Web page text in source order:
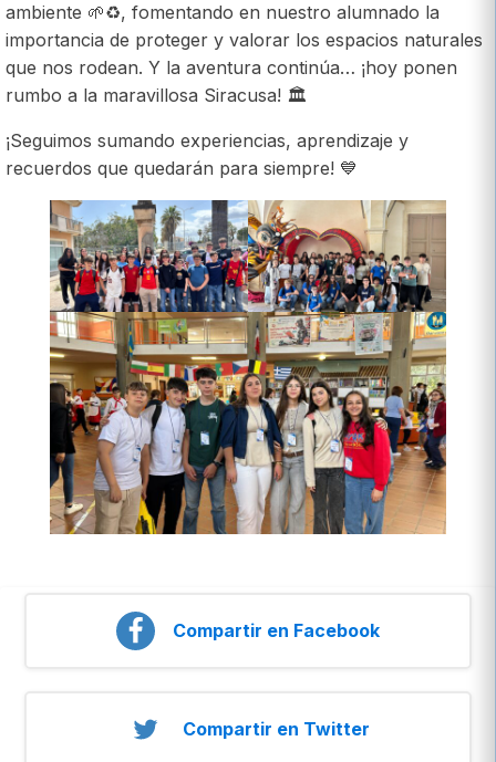
ambiente 🌱♻️, fomentando en nuestro alumnado la
importancia de proteger y valorar los espacios naturales
que nos rodean. Y la aventura continúa… ¡hoy ponen
rumbo a la maravillosa Siracusa! 🏛️
¡Seguimos sumando experiencias, aprendizaje y
recuerdos que quedarán para siempre! 💙
Compartir en Facebook
Compartir en Twitter